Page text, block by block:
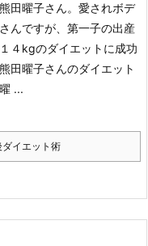
田曜子さん。愛されボデ
んですが、第一子の出産
４kgのダイエットに成功
熊田曜子さんのダイエット
...
イエット術